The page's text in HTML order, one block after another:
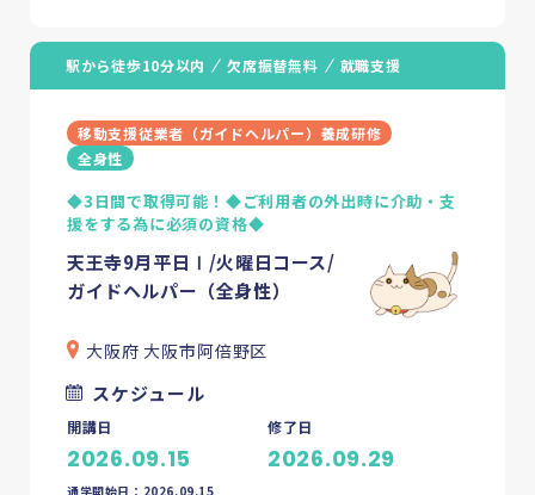
駅から徒歩10分以内 欠席振替無料 就職支援
移動支援従業者（ガイドヘルパー）養成研修
全身性
◆3日間で取得可能！◆ご利用者の外出時に介助・支
援をする為に必須の資格◆
天王寺9月平日Ⅰ/火曜日コース/
ガイドヘルパー（全身性）
大阪府 大阪市阿倍野区
スケジュール
開講日
2026.09.15
修了日
2026.09.29
通学開始日：2026.09.15